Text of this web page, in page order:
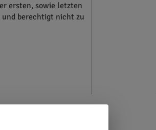
ersten, sowie letzten
und berechtigt nicht zu